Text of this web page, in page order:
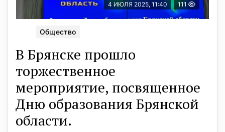
4 ИЮЛЯ 2025, 11:40 111
Общество
В Брянске прошло
торжественное
мероприятие, посвященное
Дню образования Брянской
области.